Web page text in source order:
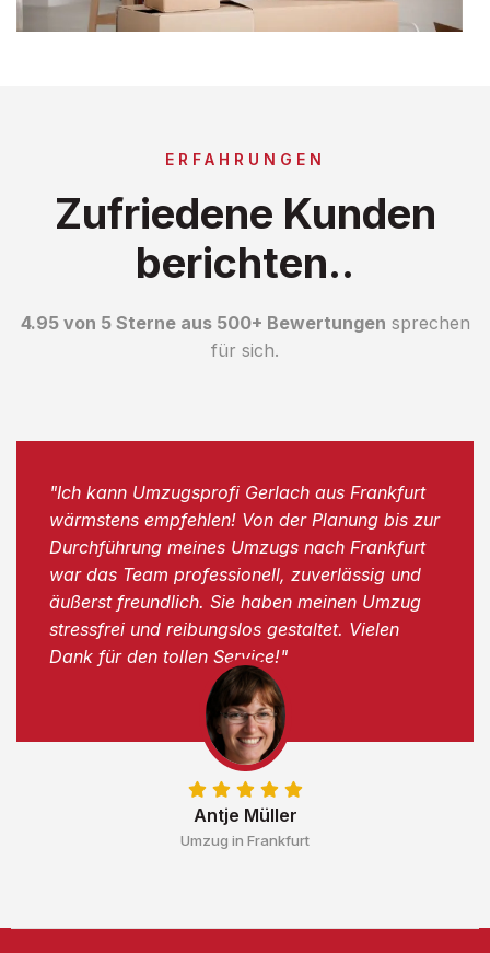
ERFAHRUNGEN
Zufriedene Kunden
berichten..
4.95 von 5 Sterne aus 500+ Bewertungen sprechen
für sich.
Antje Müller
Umzug in Frankfurt
"Ich kann Umzugsprofi Gerlach aus Frankfurt
wärmstens empfehlen! Von der Planung bis zur
Durchführung meines Umzugs nach Frankfurt
war das Team professionell, zuverlässig und
äußerst freundlich. Sie haben meinen Umzug
stressfrei und reibungslos gestaltet. Vielen
Dank für den tollen Service!"